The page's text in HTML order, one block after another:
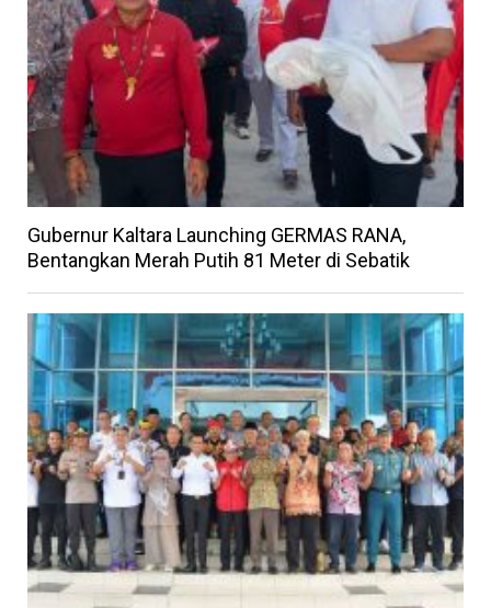
Gubernur Kaltara Launching GERMAS RANA,
Bentangkan Merah Putih 81 Meter di Sebatik